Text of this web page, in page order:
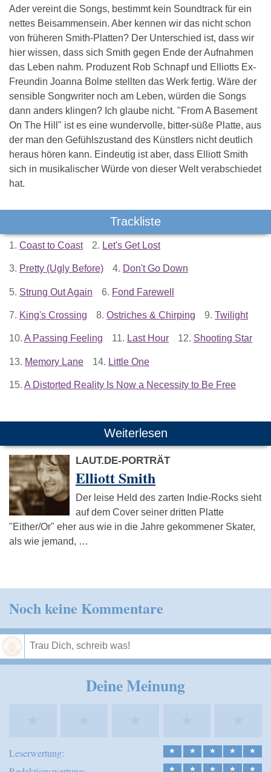
Ader vereint die Songs, bestimmt kein Soundtrack für ein
nettes Beisammensein. Aber kennen wir das nicht schon
von früheren Smith-Platten? Der Unterschied ist, dass wir
hier wissen, dass sich Smith gegen Ende der Aufnahmen
das Leben nahm. Produzent Rob Schnapf und Elliotts Ex-
Freundin Joanna Bolme stellten das Werk fertig. Wäre der
sensible Songwriter noch am Leben, würden die Songs
dann anders klingen? Ich glaube nicht. "From A Basement
On The Hill" ist es eine wundervolle, bitter-süße Platte, aus
der man den Gefühlszustand des Künstlers nicht deutlich
heraus hören kann. Eindeutig ist aber, dass Elliott Smith
sich in musikalischer Würde von dieser Welt verabschiedet
hat.
Trackliste
1. Coast to Coast 2. Let's Get Lost
3. Pretty (Ugly Before) 4. Don't Go Down
5. Strung Out Again 6. Fond Farewell
7. King's Crossing 8. Ostriches & Chirping 9. Twilight
10. A Passing Feeling 11. Last Hour 12. Shooting Star
13. Memory Lane 14. Little One
15. A Distorted Reality Is Now a Necessity to Be Free
Weiterlesen
LAUT.DE-PORTRÄT
Elliott Smith
Der leise Held des zarten Indie-Rocks sieht
auf dem Cover seiner dritten Platte
"Either/Or" eher aus wie in die Jahre gekommener Skater,
als wie jemand, …
Noch keine Kommentare
Deine Meinung
Leserwertung: ★ ★ ★ ★ ★
★ ★ ★ ★ ★